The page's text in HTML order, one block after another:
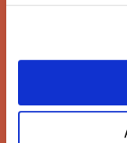
regalarti
di acquisto.